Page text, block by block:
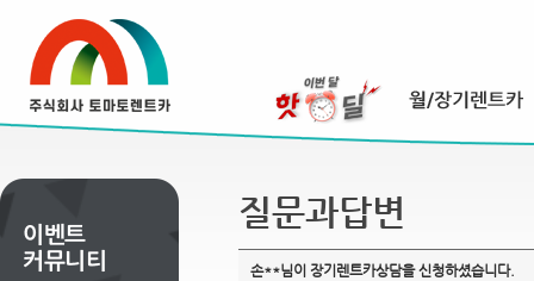
질문과답변
손**님이 장기렌트카상담을 신청하셨습니다.